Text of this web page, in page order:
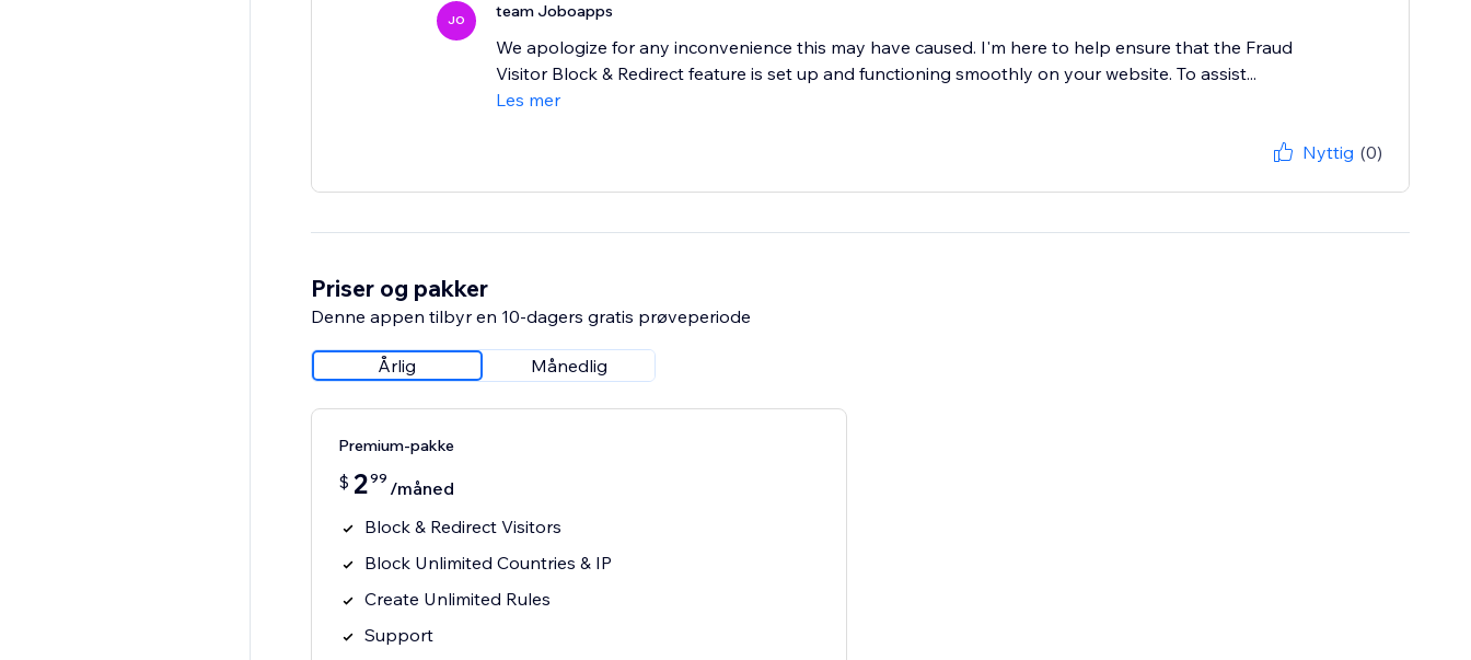
JO team Joboapps
We apologize for any inconvenience this may have caused. I'm here to help ensure that the Fraud
Visitor Block & Redirect feature is set up and functioning smoothly on your website. To assist...
Les mer
Nyttig (0)
Priser og pakker
Denne appen tilbyr en 10-dagers gratis prøveperiode
Årlig Månedlig
Premium-pakke
$ 299 /måned
Block & Redirect Visitors
Block Unlimited Countries & IP
Create Unlimited Rules
Support